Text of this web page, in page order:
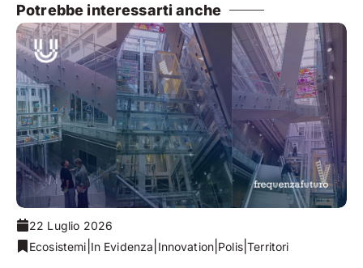
Potrebbe interessarti anche
22 Luglio 2026
Ecosistemi In Evidenza Innovation Polis|Territori